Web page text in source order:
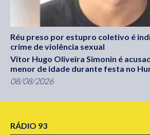
Réu preso por estupro coletivo é
crime de violência sexual
Vitor Hugo Oliveira Simonin é
menor de idade durante festa no
08/08/2026
RÁDIO 93